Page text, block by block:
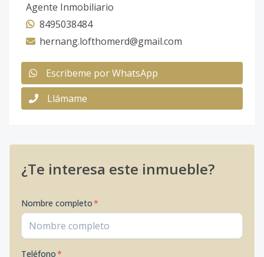
Agente Inmobiliario
8495038484
hernang.lofthomerd@gmail.com
Escribeme por WhatsApp
Llámame
¿Te interesa este inmueble?
Nombre completo*
Teléfono*